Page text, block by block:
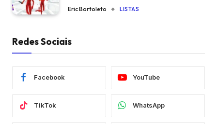
Eric Bortoleto LISTAS
Redes Sociais
Facebook YouTube
TikTok WhatsApp